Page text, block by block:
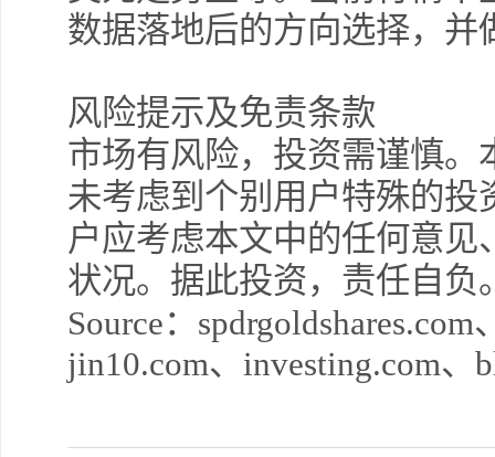
数据落地后的方向选择，
风险提示及免责条款
市场有风险，投资需谨慎
未考虑到个别用户特殊的
户应考虑本文中的任何意
状况。据此投资，责任自负
Source： spdrgoldshares.com
jin10.com、 investing.com、